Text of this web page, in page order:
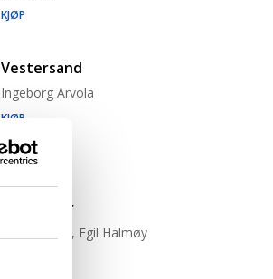
KJØP
Vestersand
Ingeborg Arvola
KJØP
Trist tiger
Neige Sinno, Egil Halmøy